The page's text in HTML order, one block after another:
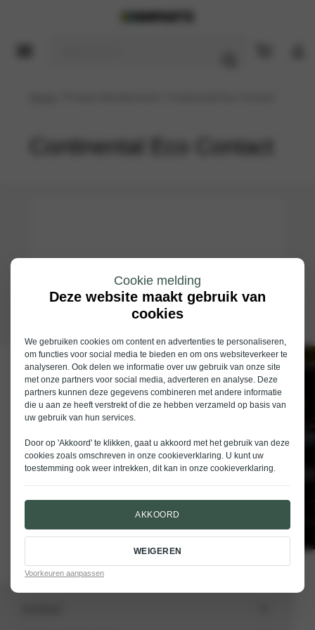
Cookie melding
Deze website maakt gebruik van
cookies
We gebruiken cookies om content en advertenties te personaliseren,
om functies voor social media te bieden en om ons websiteverkeer te
analyseren. Ook delen we informatie over uw gebruik van onze site
met onze partners voor social media, adverteren en analyse. Deze
partners kunnen deze gegevens combineren met andere informatie
die u aan ze heeft verstrekt of die ze hebben verzameld op basis van
uw gebruik van hun services.
Door op 'Akkoord' te klikken, gaat u akkoord met het gebruik van deze
cookies zoals omschreven in onze cookieverklaring. U kunt uw
toestemming ook weer intrekken, dit kan in onze cookieverklaring.
AKKOORD
WEIGEREN
Voorkeuren aanpassen
Continental Eco Contact
Schrijf je in voor de nieuwsbrief van
Nieuwenhuijse
E-mailadres
VERSTUREN